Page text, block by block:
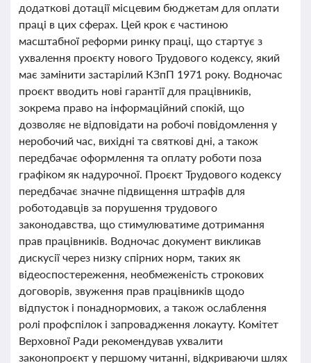
додаткові дотації місцевим бюджетам для оплати
праці в цих сферах. Цей крок є частиною
масштабної реформи ринку праці, що стартує з
ухвалення проєкту нового Трудового кодексу, який
має замінити застарілий КЗпП 1971 року. Водночас
проєкт вводить нові гарантії для працівників,
зокрема право на інформаційний спокій, що
дозволяє не відповідати на робочі повідомлення у
неробочий час, вихідні та святкові дні, а також
передбачає оформлення та оплату роботи поза
графіком як надурочної. Проєкт Трудового кодексу
передбачає значне підвищення штрафів для
роботодавців за порушення трудового
законодавства, що стимулюватиме дотримання
прав працівників. Водночас документ викликав
дискусії через низку спірних норм, таких як
відеоспостереження, необмеженість строкових
договорів, звуження прав працівників щодо
відпусток і понаднормових, а також ослаблення
ролі профспілок і запровадження локауту. Комітет
Верховної Ради рекомендував ухвалити
законопроєкт у першому читанні, відкриваючи шлях